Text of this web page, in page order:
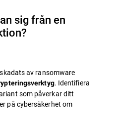
sig från en
av ransomware
. Identifiera
som påverkar ditt
på cybersäkerhet om